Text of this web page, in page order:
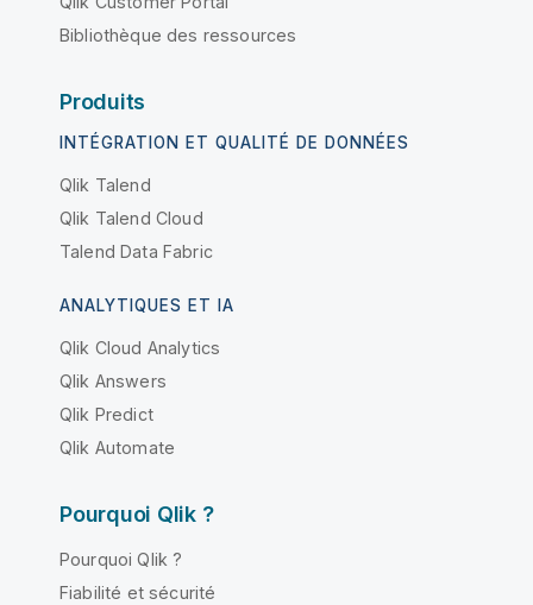
Bibliothèque des ressources
Produits
INTÉGRATION ET QUALITÉ DE DONNÉES
Qlik Talend
Qlik Talend Cloud
Talend Data Fabric
ANALYTIQUES ET IA
Qlik Cloud Analytics
Qlik Answers
Qlik Predict
Qlik Automate
Pourquoi Qlik ?
Pourquoi Qlik ?
Fiabilité et sécurité